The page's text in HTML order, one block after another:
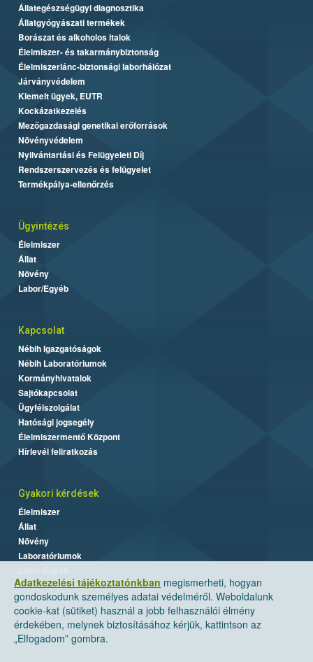
Adatkezelési tájékoztatónkban megismerheti, hogyan
gondoskodunk személyes adatai védelméről. Weboldalunk
cookie-kat (sütiket) használ a jobb felhasználói élmény
érdekében, melynek biztosításához kérjük, kattintson az
„Elfogadom” gombra.
Állategészségügyi diagnosztika
Állatgyógyászati termékek
Borászat és alkoholos italok
Élelmiszer- és takarmánybiztonság
Élelmiszerlánc-biztonsági laborhálózat
Járványvédelem
Kiemelt ügyek, EUTR
Kockázatkezelés
Mezőgazdasági genetikai erőforrások
Növényvédelem
Nyilvántartási és Felügyeleti Díj
Rendszerszervezés és felügyelet
Termékpálya-ellenőrzés
Ügyintézés
Élelmiszer
Állat
Növény
Labor/Egyéb
Kapcsolat
Nébih Igazgatóságok
Nébih Laboratóriumok
Kormányhivatalok
Sajtókapcsolat
Ügyfélszolgálat
Hatósági jogsegély
Élelmiszermentő Központ
Hírlevél feliratkozás
Gyakori kérdések
Élelmiszer
Állat
Növény
Laboratóriumok